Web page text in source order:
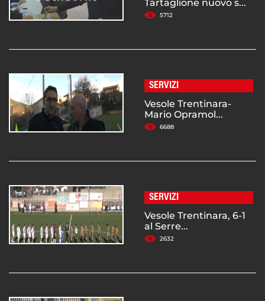
Tartaglione nuovo s...
5712
SERVIZI
Vesole Trentinara-
Mario Opramol...
6688
SERVIZI
Vesole Trentinara, 6-1
al Serre...
2632